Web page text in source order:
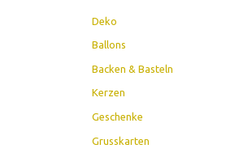
Deko
Ballons
Backen & Basteln
Kerzen
Geschenke
Grusskarten